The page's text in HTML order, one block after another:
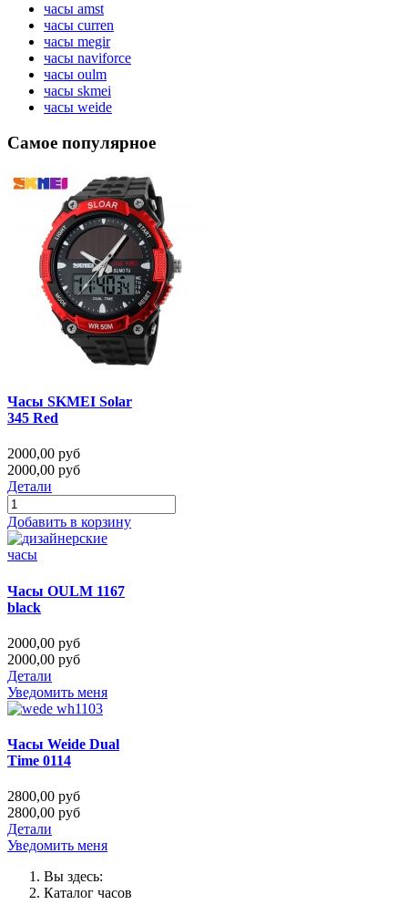
часы amst
часы curren
часы megir
часы naviforce
часы oulm
часы skmei
часы weide
Самое популярное
Часы SKMEI Solar
345 Red
2000,00 руб
2000,00 руб
Детали
Добавить в корзину
Часы OULM 1167
black
2000,00 руб
2000,00 руб
Детали
Уведомить меня
Часы Weide Dual
Time 0114
2800,00 руб
2800,00 руб
Детали
Уведомить меня
Вы здесь:
Каталог часов